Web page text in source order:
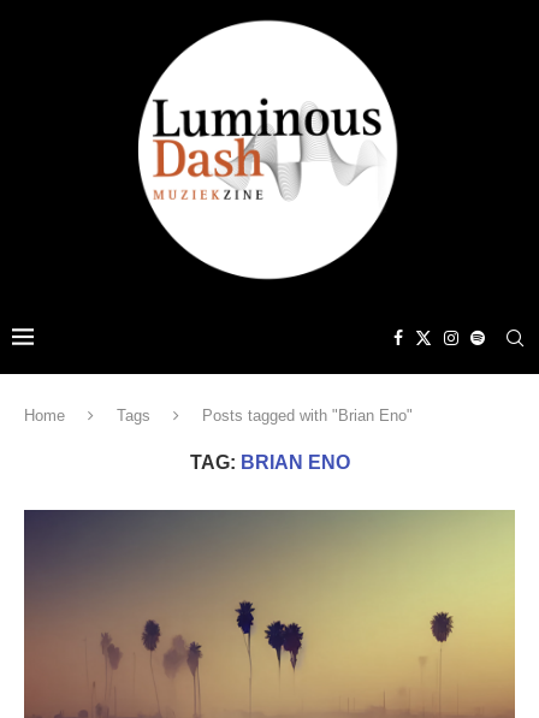
Home Tags Posts tagged with "Brian Eno"
TAG: BRIAN ENO